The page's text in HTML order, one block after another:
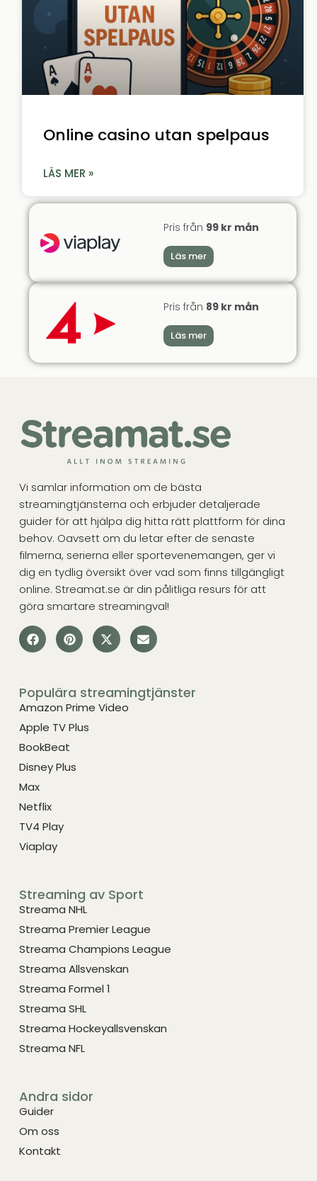
Online casino utan spelpaus
LÄS MER »
Pris från 99 kr mån
Läs mer
Pris från 89 kr mån
Läs mer
Vi samlar information om de bästa
streamingtjänsterna och erbjuder detaljerade
guider för att hjälpa dig hitta rätt plattform för dina
behov. Oavsett om du letar efter de senaste
filmerna, serierna eller sportevenemangen, ger vi
dig en tydlig översikt över vad som finns tillgängligt
online. Streamat.se är din pålitliga resurs för att
göra smartare streamingval!
Populära streamingtjänster
Amazon Prime Video
Apple TV Plus
BookBeat
Disney Plus
Max
Netflix
TV4 Play
Viaplay
Streaming av Sport
Streama NHL
Streama Premier League
Streama Champions League
Streama Allsvenskan
Streama Formel 1
Streama SHL
Streama Hockeyallsvenskan
Streama NFL
Andra sidor
Guider
Om oss
Kontakt